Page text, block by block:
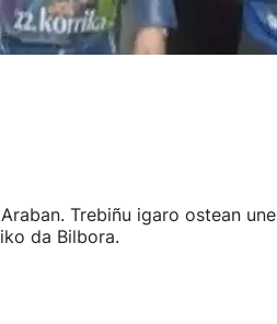
Trebiñu igaro ostean une
da Bilbora.